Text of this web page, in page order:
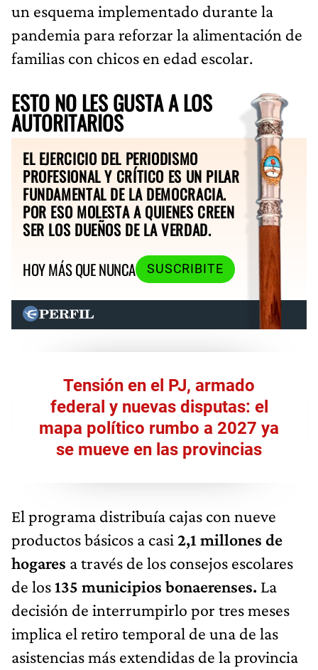
un esquema implementado durante la
pandemia para reforzar la alimentación de
familias con chicos en edad escolar.
ESTO NO LES GUSTA A LOS
AUTORITARIOS
EL EJERCICIO DEL PERIODISMO
PROFESIONAL Y CRÍTICO ES UN PILAR
FUNDAMENTAL DE LA DEMOCRACIA.
POR ESO MOLESTA A QUIENES CREEN
SER LOS DUEÑOS DE LA VERDAD.
HOY MÁS QUE NUNCA
SUSCRIBITE
Tensión en el PJ, armado
federal y nuevas disputas: el
mapa político rumbo a 2027 ya
se mueve en las provincias
El programa distribuía cajas con nueve
productos básicos a casi 2,1 millones de
hogares a través de los consejos escolares
de los135 municipios bonaerenses. La
decisión de interrumpirlo por tres meses
implica el retiro temporal de una de las
asistencias más extendidas de la provincia